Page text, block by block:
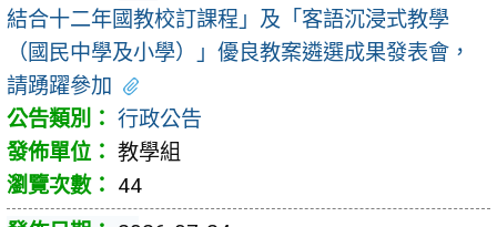
結合十二年國教校訂課程」及「客語沉浸式教學
（國民中學及小學）」優良教案遴選成果發表會，
請踴躍參加
行政公告
教學組
44